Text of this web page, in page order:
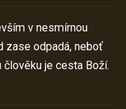
v nesmírnou
zase odpadá, neboť
je cesta Boží.